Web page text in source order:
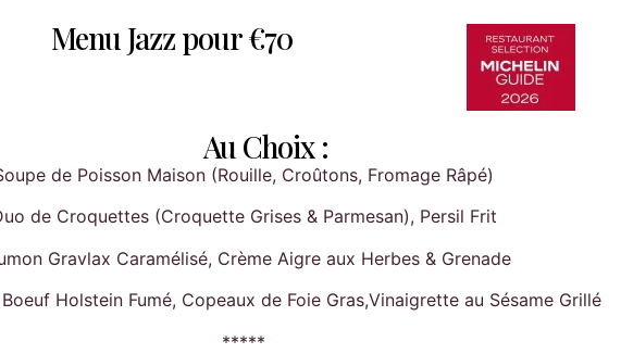
Menu Jazz pour €70
Au Choix :
de Poisson Maison (Rouille, Croûtons, Fromage Râpé)
de Croquettes (Croquette Grises & Parmesan), Persil Frit
Gravlax Caramélisé, Crème Aigre aux Herbes & Grenade
Holstein Fumé, Copeaux de Foie Gras,Vinaigrette au Sésame Grillé
*****